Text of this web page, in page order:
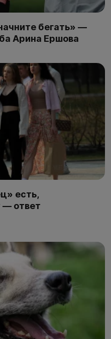
бегать» —
Арина Ершова
есть,
— ответ